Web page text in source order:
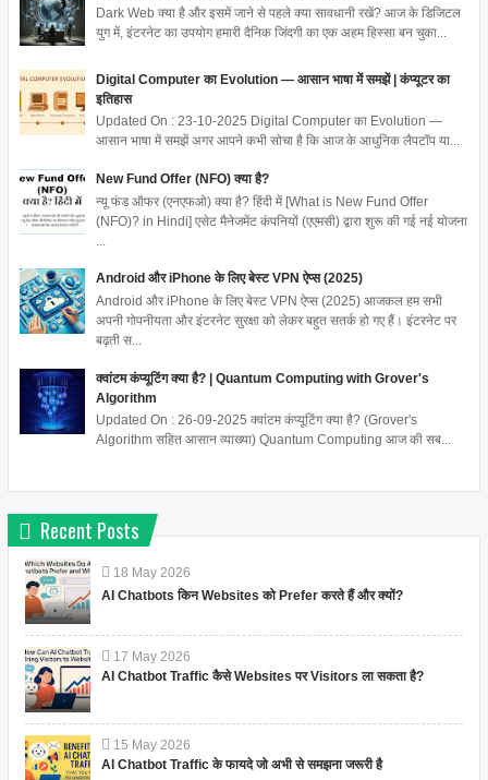
Dark Web क्या है और इसमें जाने से पहले क्या सावधानी रखें? आज के डिजिटल
युग में, इंटरनेट का उपयोग हमारी दैनिक जिंदगी का एक अहम हिस्सा बन चुका...
Digital Computer का Evolution — आसान भाषा में समझें | कंप्यूटर का
इतिहास
Updated On : 23-10-2025 Digital Computer का Evolution —
आसान भाषा में समझें अगर आपने कभी सोचा है कि आज के आधुनिक लैपटॉप या...
New Fund Offer (NFO) क्या है?
न्यू फंड ऑफर (एनएफओ) क्या है? हिंदी में [What is New Fund Offer
(NFO)? in Hindi] एसेट मैनेजमेंट कंपनियों (एएमसी) द्वारा शुरू की गई नई योजना
Android और iPhone के लिए बेस्ट VPN ऐप्स (2025)
Android और iPhone के लिए बेस्ट VPN ऐप्स (2025) आजकल हम सभी
अपनी गोपनीयता और इंटरनेट सुरक्षा को लेकर बहुत सतर्क हो गए हैं। इंटरनेट पर
बढ़ती स...
क्वांटम कंप्यूटिंग क्या है? | Quantum Computing with Grover's
Algorithm
Updated On : 26-09-2025 क्वांटम कंप्यूटिंग क्या है? (Grover's
Algorithm सहित आसान व्याख्या) Quantum Computing आज की सब...
Recent Posts
18 May 2026
AI Chatbots किन Websites को Prefer करते हैं और क्यों?
17 May 2026
AI Chatbot Traffic कैसे Websites पर Visitors ला सकता है?
15 May 2026
AI Chatbot Traffic के फायदे जो अभी से समझना जरूरी है